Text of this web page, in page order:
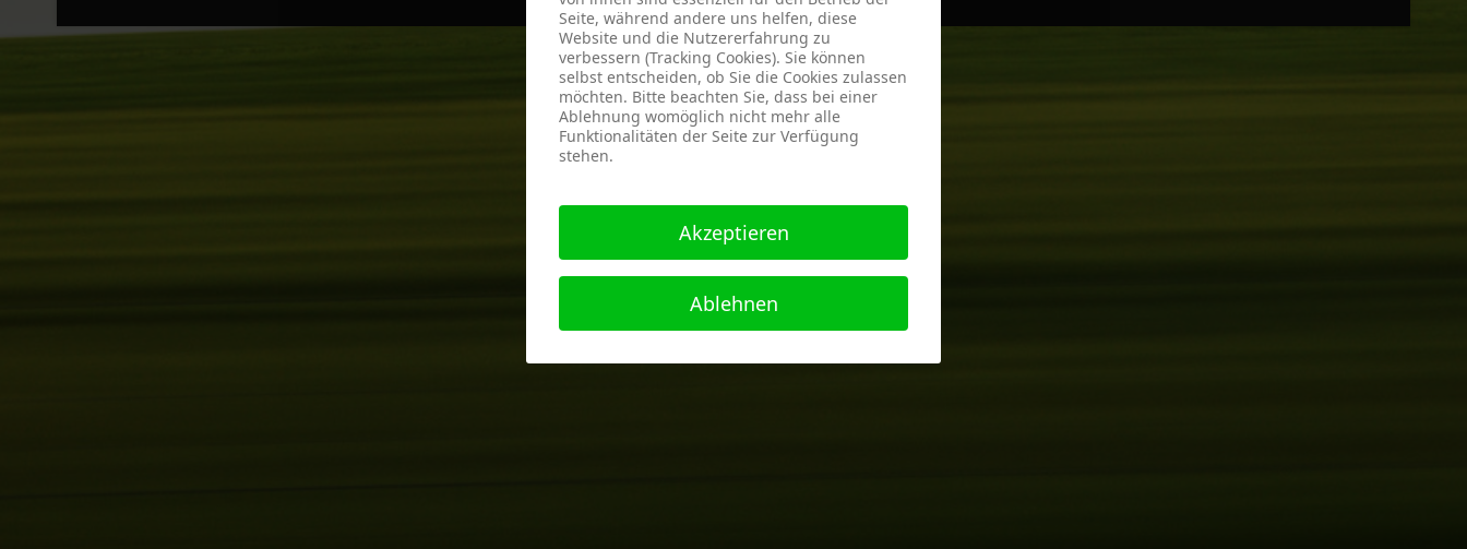
Seite, während andere uns helfen, diese
Website und die Nutzererfahrung zu
verbessern (Tracking Cookies). Sie können
selbst entscheiden, ob Sie die Cookies zulassen
möchten. Bitte beachten Sie, dass bei einer
Ablehnung womöglich nicht mehr alle
Funktionalitäten der Seite zur Verfügung
stehen.
Akzeptieren
Ablehnen